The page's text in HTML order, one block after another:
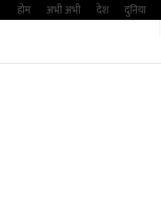
Skipहोम अभी अभी देश दुनिया